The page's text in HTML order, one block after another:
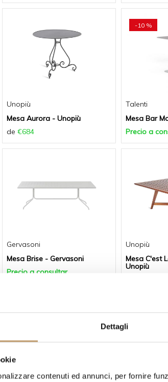
Dettagli
contenuti ed annunci, per fornire
Unopiù
Mesa Aurora - Unopiù
de €684
-10 %
Talenti
Mesa Bar
Precio a
Gervasoni
Mesa Brise - Gervasoni
Precio a consultar
Unopiù
Mesa C'est
Unopiù
-10 % -10 %